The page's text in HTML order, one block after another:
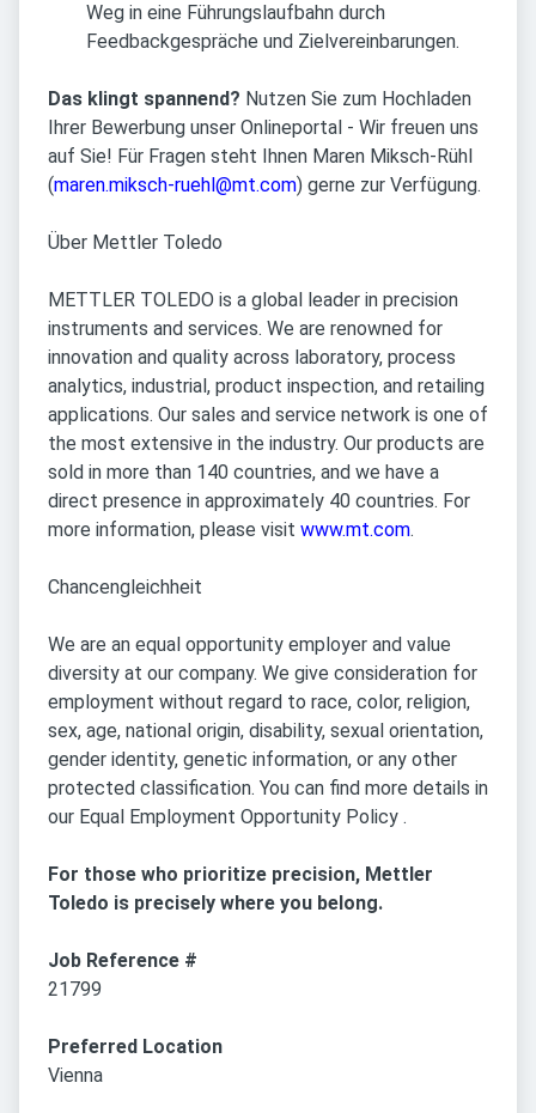
Weg in eine Führungslaufbahn durch
Feedbackgespräche und Zielvereinbarungen.
Das klingt spannend? Nutzen Sie zum Hochladen
Ihrer Bewerbung unser Onlineportal - Wir freuen uns
auf Sie! Für Fragen steht Ihnen Maren Miksch-Rühl
(maren.miksch-ruehl@mt.com) gerne zur Verfügung.
Über Mettler Toledo
METTLER TOLEDO is a global leader in precision
instruments and services. We are renowned for
innovation and quality across laboratory, process
analytics, industrial, product inspection, and retailing
applications. Our sales and service network is one of
the most extensive in the industry. Our products are
sold in more than 140 countries, and we have a
direct presence in approximately 40 countries. For
more information, please visit www.mt.com.
Chancengleichheit
We are an equal opportunity employer and value
diversity at our company. We give consideration for
employment without regard to race, color, religion,
sex, age, national origin, disability, sexual orientation,
gender identity, genetic information, or any other
protected classification. You can find more details in
our Equal Employment Opportunity Policy .
For those who prioritize precision, Mettler
Toledo is precisely where you belong.
Job Reference #
21799
Preferred Location
Vienna